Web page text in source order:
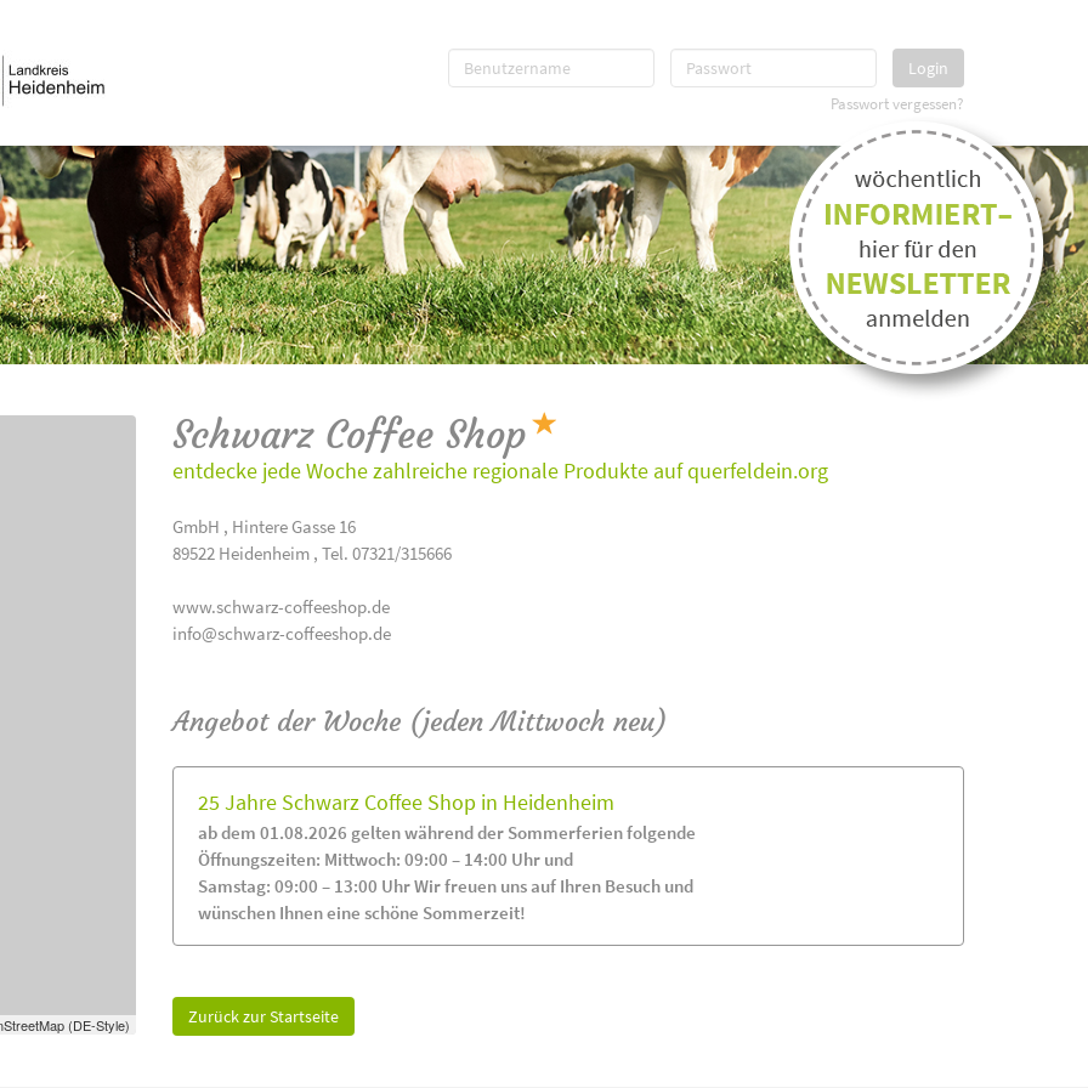
Login
Passwort vergessen?
(DE-Style)
Schwarz Coffee Shop
entdecke jede Woche zahlreiche regionale Produkte auf querfeldein.org
GmbH , Hintere Gasse 16
89522 Heidenheim , Tel. 07321/315666
www.schwarz-coffeeshop.de
info@schwarz-coffeeshop.de
Angebot der Woche (jeden Mittwoch neu)
25 Jahre Schwarz Coffee Shop in Heidenheim
ab dem 01.08.2026 gelten während der Sommerferien folgende
Öffnungszeiten: Mittwoch: 09:00 – 14:00 Uhr und
Samstag: 09:00 – 13:00 Uhr Wir freuen uns auf Ihren Besuch und
wünschen Ihnen eine schöne Sommerzeit!
Zurück zur Startseite